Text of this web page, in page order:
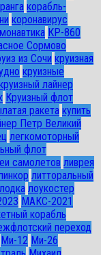
корабль-
коронавирус
КР-860
Сормово
из Сочи круизная
круизные
лайнер
Круизный флот
ракета купить
Петр Великий
легкомоторный
флот
самолетов ливрея
литторальный
лодка лоукостер
МАКС-2021
корабль
переход
Ми-12 Ми-26